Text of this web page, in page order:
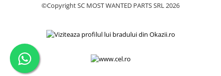
©Copyright SC MOST WANTED PARTS SRL 2026